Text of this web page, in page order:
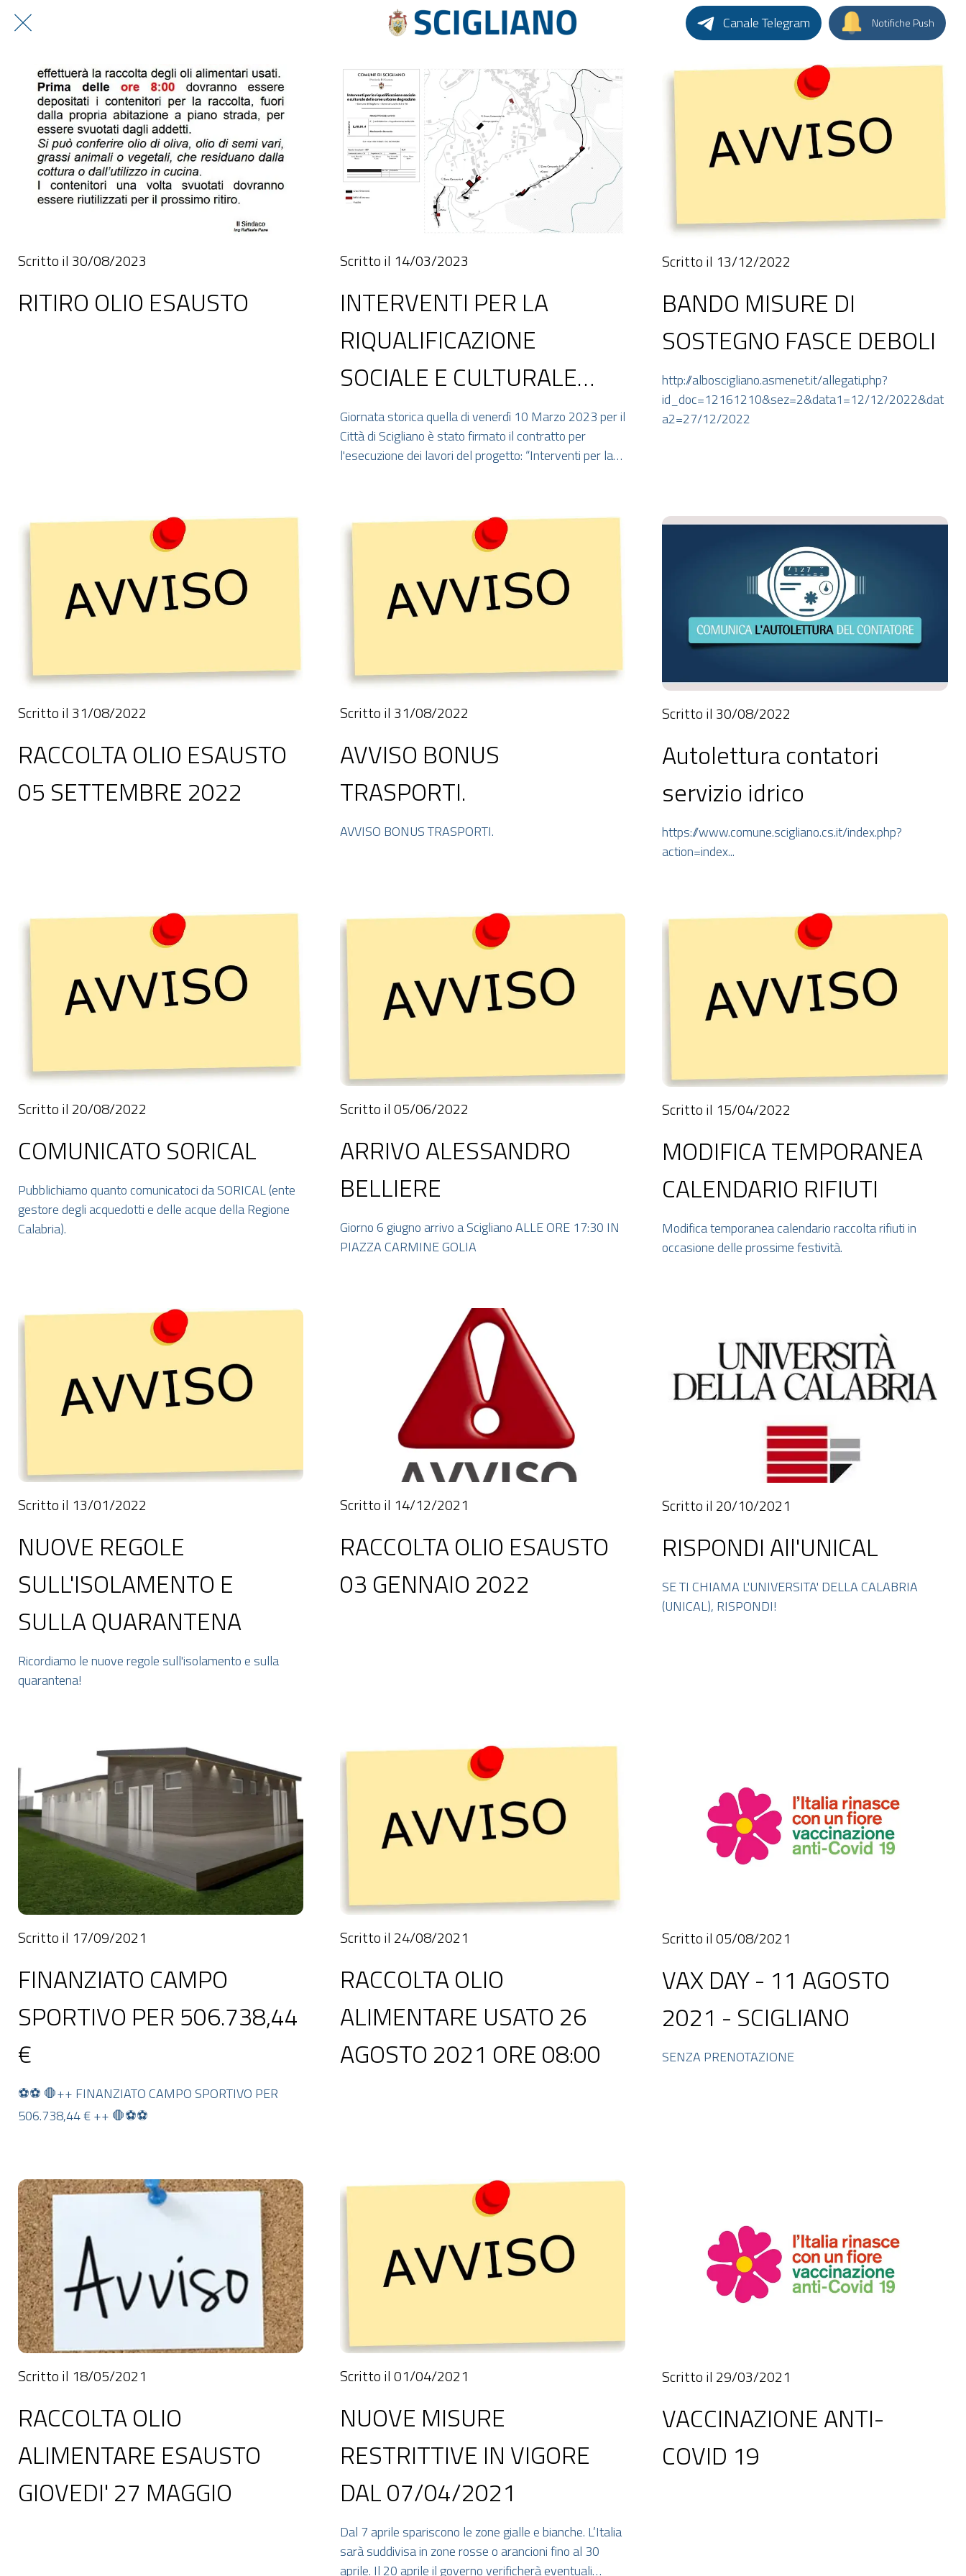
Canale Telegram Notifiche Push
Scritto il 30/08/2023
RITIRO OLIO ESAUSTO
Scritto il 14/03/2023
INTERVENTI PER LA
RIQUALIFICAZIONE
SOCIALE E CULTURALE
DELLE AREE URBANE
DEGRADATE
Giornata storica quella di venerdì 10 Marzo 2023 per il
Città di Scigliano è stato firmato il contratto per
l'esecuzione dei lavori del progetto: “Interventi per la
Scritto il 13/12/2022
BANDO MISURE DI
SOSTEGNO FASCE DEBOLI
http://alboscigliano.asmenet.it/allegati.php?
id_doc=12161210&sez=2&data1=12/12/2022&dat
a2=27/12/2022
Scritto il 31/08/2022
RACCOLTA OLIO ESAUSTO
05 SETTEMBRE 2022
Scritto il 31/08/2022
AVVISO BONUS
TRASPORTI.
AVVISO BONUS TRASPORTI.
Scritto il 30/08/2022
Autolettura contatori
servizio idrico
https://www.comune.scigliano.cs.it/index.php?
action=index...
Scritto il 20/08/2022
COMUNICATO SORICAL
Pubblichiamo quanto comunicatoci da SORICAL (ente
gestore degli acquedotti e delle acque della Regione
Calabria).
Scritto il 05/06/2022
ARRIVO ALESSANDRO
BELLIERE
Giorno 6 giugno arrivo a Scigliano ALLE ORE 17:30 IN
PIAZZA CARMINE GOLIA
Scritto il 15/04/2022
MODIFICA TEMPORANEA
CALENDARIO RIFIUTI
Modifica temporanea calendario raccolta rifiuti in
occasione delle prossime festività.
Scritto il 13/01/2022
NUOVE REGOLE
SULL'ISOLAMENTO E
SULLA QUARANTENA
Ricordiamo le nuove regole sull'isolamento e sulla
quarantena!
Scritto il 14/12/2021
RACCOLTA OLIO ESAUSTO
03 GENNAIO 2022
Scritto il 20/10/2021
RISPONDI All'UNICAL
SE TI CHIAMA L'UNIVERSITA' DELLA CALABRIA
(UNICAL), RISPONDI!
Scritto il 17/09/2021
FINANZIATO CAMPO
SPORTIVO PER 506.738,44
€
⚽️⚽️ 🛑++ FINANZIATO CAMPO SPORTIVO PER
506.738,44 € ++ 🛑⚽️⚽️
Scritto il 24/08/2021
RACCOLTA OLIO
ALIMENTARE USATO 26
AGOSTO 2021 ORE 08:00
Scritto il 05/08/2021
VAX DAY - 11 AGOSTO
2021 - SCIGLIANO
SENZA PRENOTAZIONE
Scritto il 18/05/2021
RACCOLTA OLIO
ALIMENTARE ESAUSTO
GIOVEDI' 27 MAGGIO
Scritto il 01/04/2021
NUOVE MISURE
RESTRITTIVE IN VIGORE
DAL 07/04/2021
Dal 7 aprile spariscono le zone gialle e bianche. L’Italia
sarà suddivisa in zone rosse o arancioni fino al 30
aprile. Il 20 aprile il governo verificherà eventuali
Scritto il 29/03/2021
VACCINAZIONE ANTI-
COVID 19